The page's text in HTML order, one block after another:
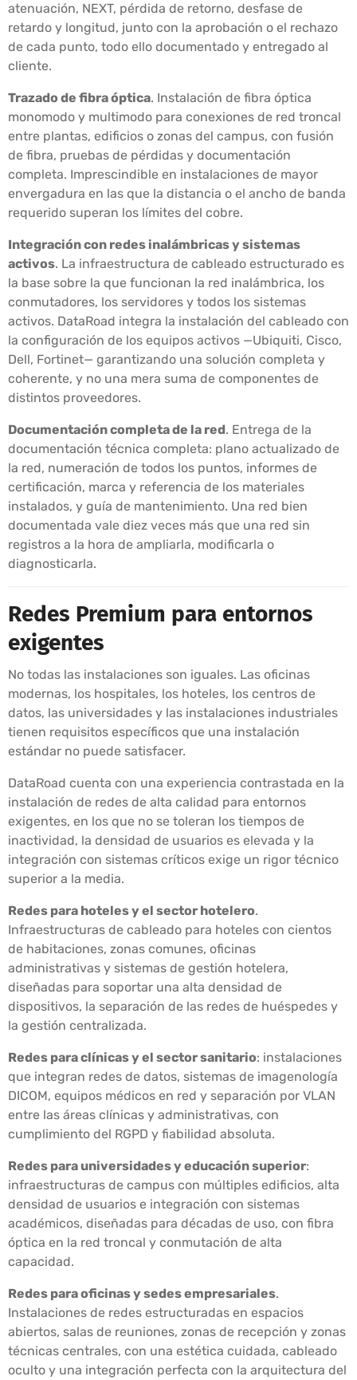
atenuación, NEXT, pérdida de retorno, desfase de
retardo y longitud, junto con la aprobación o el rechazo
de cada punto, todo ello documentado y entregado al
cliente.
Trazado de fibra óptica. Instalación de fibra óptica
monomodo y multimodo para conexiones de red troncal
entre plantas, edificios o zonas del campus, con fusión
de fibra, pruebas de pérdidas y documentación
completa. Imprescindible en instalaciones de mayor
envergadura en las que la distancia o el ancho de banda
requerido superan los límites del cobre.
Integración con redes inalámbricas y sistemas
activos. La infraestructura de cableado estructurado es
la base sobre la que funcionan la red inalámbrica, los
conmutadores, los servidores y todos los sistemas
activos. DataRoad integra la instalación del cableado con
la configuración de los equipos activos —Ubiquiti, Cisco,
Dell, Fortinet— garantizando una solución completa y
coherente, y no una mera suma de componentes de
distintos proveedores.
Documentación completa de la red. Entrega de la
documentación técnica completa: plano actualizado de
la red, numeración de todos los puntos, informes de
certificación, marca y referencia de los materiales
instalados, y guía de mantenimiento. Una red bien
documentada vale diez veces más que una red sin
registros a la hora de ampliarla, modificarla o
diagnosticarla.
Redes Premium para entornos
exigentes
No todas las instalaciones son iguales. Las oficinas
modernas, los hospitales, los hoteles, los centros de
datos, las universidades y las instalaciones industriales
tienen requisitos específicos que una instalación
estándar no puede satisfacer.
DataRoad cuenta con una experiencia contrastada en la
instalación de redes de alta calidad para entornos
exigentes, en los que no se toleran los tiempos de
inactividad, la densidad de usuarios es elevada y la
integración con sistemas críticos exige un rigor técnico
superior a la media.
Redes para hoteles y el sector hotelero.
Infraestructuras de cableado para hoteles con cientos
de habitaciones, zonas comunes, oficinas
administrativas y sistemas de gestión hotelera,
diseñadas para soportar una alta densidad de
dispositivos, la separación de las redes de huéspedes y
la gestión centralizada.
Redes para clínicas y el sector sanitario: instalaciones
que integran redes de datos, sistemas de imagenología
DICOM, equipos médicos en red y separación por VLAN
entre las áreas clínicas y administrativas, con
cumplimiento del RGPD y fiabilidad absoluta.
Redes para universidades y educación superior:
infraestructuras de campus con múltiples edificios, alta
densidad de usuarios e integración con sistemas
académicos, diseñadas para décadas de uso, con fibra
óptica en la red troncal y conmutación de alta
capacidad.
Redes para oficinas y sedes empresariales.
Instalaciones de redes estructuradas en espacios
abiertos, salas de reuniones, zonas de recepción y zonas
técnicas centrales, con una estética cuidada, cableado
oculto y una integración perfecta con la arquitectura del